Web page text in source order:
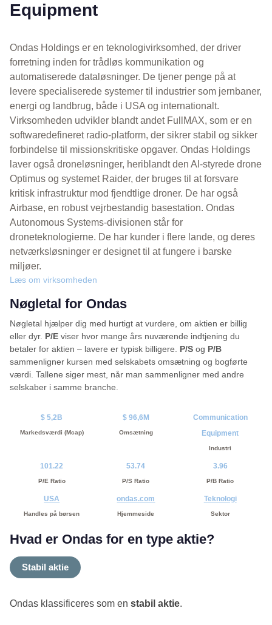
Equipment
Ondas Holdings er en teknologivirksomhed, der driver
forretning inden for trådløs kommunikation og
automatiserede dataløsninger. De tjener penge på at
levere specialiserede systemer til industrier som jernbaner,
energi og landbrug, både i USA og internationalt.
Virksomheden udvikler blandt andet FullMAX, som er en
softwaredefineret radio-platform, der sikrer stabil og sikker
forbindelse til missionskritiske opgaver. Ondas Holdings
laver også droneløsninger, heriblandt den AI-styrede drone
Optimus og systemet Raider, der bruges til at forsvare
kritisk infrastruktur mod fjendtlige droner. De har også
Airbase, en robust vejrbestandig basestation. Ondas
Autonomous Systems-divisionen står for
droneteknologierne. De har kunder i flere lande, og deres
netværksløsninger er designet til at fungere i barske
miljøer.
Læs om virksomheden
Nøgletal for Ondas
Nøgletal hjælper dig med hurtigt at vurdere, om aktien er billig
eller dyr. P/E viser hvor mange års nuværende indtjening du
betaler for aktien – lavere er typisk billigere. P/S og P/B
sammenligner kursen med selskabets omsætning og bogførte
værdi. Tallene siger mest, når man sammenligner med andre
selskaber i samme branche.
$ 5,2B
Markedsværdi (Mcap)
$ 96,6M
Omsætning
Communication
Equipment
Industri
101.22
P/E Ratio
53.74
P/S Ratio
3.96
P/B Ratio
USA
Handles på børsen
ondas.com
Hjemmeside
Teknologi
Sektor
Hvad er Ondas for en type aktie?
Stabil aktie
Ondas klassificeres som en stabil aktie.